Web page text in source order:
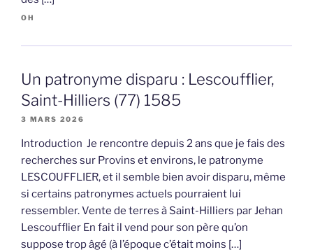
OH
Un patronyme disparu : Lescoufflier,
Saint-Hilliers (77) 1585
3 MARS 2026
Introduction Je rencontre depuis 2 ans que je fais des
recherches sur Provins et environs, le patronyme
LESCOUFFLIER, et il semble bien avoir disparu, même
si certains patronymes actuels pourraient lui
ressembler. Vente de terres à Saint-Hilliers par Jehan
Lescoufflier En fait il vend pour son père qu’on
suppose trop âgé (à l’époque c’était moins […]